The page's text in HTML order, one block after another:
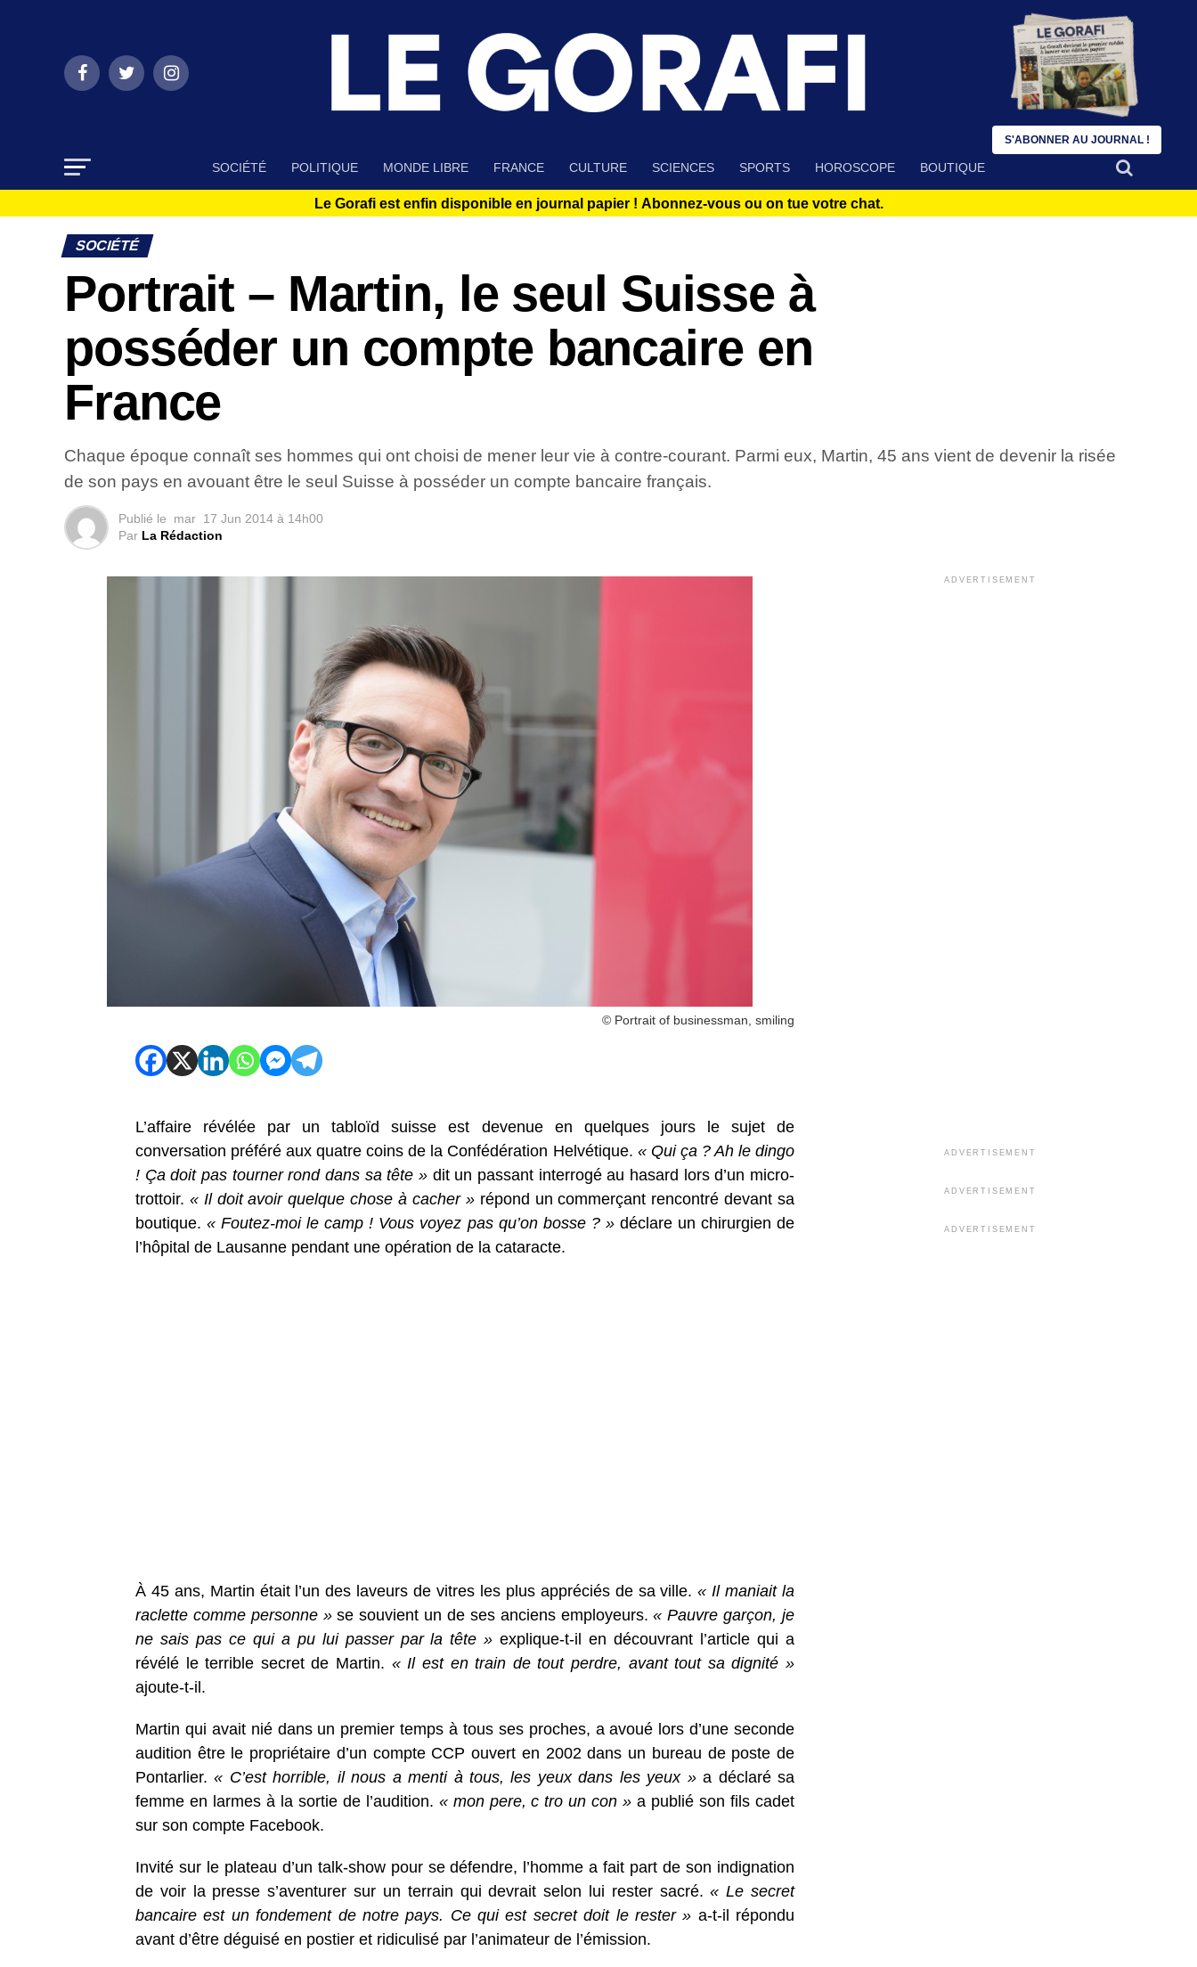
SOCIÉTÉ POLITIQUE MONDE LIBRE FRANCE CULTURE SCIENCES SPORTS HOROSCOPE BOUTIQUE
Le Gorafi est enfin disponible en journal papier ! Abonnez-vous ou on tue votre chat.
SOCIÉTÉ
Portrait – Martin, le seul Suisse à
posséder un compte bancaire en
France
Chaque époque connaît ses hommes qui ont choisi de mener leur vie à contre-courant. Parmi eux, Martin, 45 ans vient de devenir la risée
de son pays en avouant être le seul Suisse à posséder un compte bancaire français.
Publié le mar 17 Jun 2014 à 14h00
Par La Rédaction
© Portrait of businessman, smiling
L’affaire révélée par un tabloïd suisse est devenue en quelques jours le sujet de
conversation préféré aux quatre coins de la Confédération Helvétique. « Qui ça ? Ah le dingo
! Ça doit pas tourner rond dans sa tête » dit un passant interrogé au hasard lors d’un micro-
trottoir. « Il doit avoir quelque chose à cacher »répond un commerçant rencontré devant sa
boutique. « Foutez-moi le camp ! Vous voyez pas qu’on bosse ? »déclare un chirurgien de
l’hôpital de Lausanne pendant une opération de la cataracte.
À 45 ans, Martin était l’un des laveurs de vitres les plus appréciés de sa ville.« Il maniait la
raclette comme personne »se souvient un de ses anciens employeurs. « Pauvre garçon, je
ne sais pas ce qui a pu lui passer par la tête » explique-t-il en découvrant l’article qui a
révélé le terrible secret de Martin. « Il est en train de tout perdre, avant tout sa dignité »
ajoute-t-il.
Martin qui avait nié dans un premier temps à tous ses proches, a avoué lors d’une seconde
audition être le propriétaire d’un compte CCP ouvert en 2002 dans un bureau de poste de
Pontarlier.« C’est horrible, il nous a menti à tous, les yeux dans les yeux »a déclaré sa
femme en larmes à la sortie de l’audition. « mon pere, c tro un con » a publié son fils cadet
sur son compte Facebook.
Invité sur le plateau d’un talk-show pour se défendre, l’homme a fait part de son indignation
de voir la presse s’aventurer sur un terrain qui devrait selon lui rester sacré.« Le secret
bancaire est un fondement de notre pays. Ce qui est secret doit le rester » a-t-il répondu
avant d’être déguisé en postier et ridiculisé par l’animateur de l’émission.
ADVERTISEMENT
ADVERTISEMENT
ADVERTISEMENT
ADVERTISEMENT
S'ABONNER AU JOURNAL !